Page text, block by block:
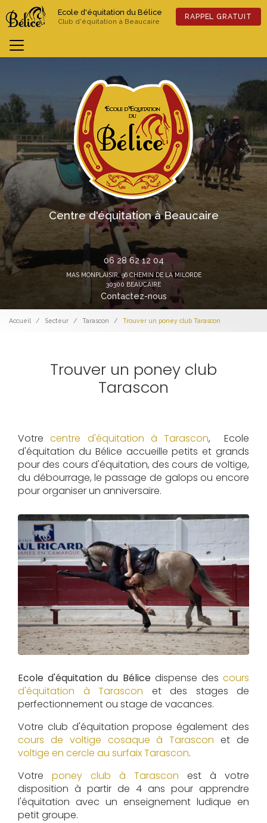
au
principal
Ecole d'équitation du Bélice
Club d'équitation à Beaucaire
RAPPEL GRATUIT
Centre d'équitation à Beaucaire
06 28 62 12 04
MAS MONPLAISIR,96 CHEMIN DE LA MILORDE
30300 BEAUCAIRE
Contactez-nous
Previous Next
Accueil Secteur Tarascon Trouver un poney club Tarascon
Trouver un poney club
Tarascon
Votrecentre d'équitation à Tarascon, Ecole
d'équitation du Bélice accueille petits et grands
pour des cours d'équitation, des cours de voltige,
du débourrage, le passage de galops ou encore
pour organiser un anniversaire.
Ecole d'équitation du Bélicedispense des cours
d'équitation à Tarascon et des stages de
perfectionnement ou stage de vacances.
Votre club d'équitation propose également des
cours de voltige cosaque àTarascon et de
voltige en cercle au surfaixTarascon.
Votre poney club à Tarascon est à votre
disposition à partir de 4 ans pour apprendre
l'équitation avec un enseignement ludique en
petit groupe.